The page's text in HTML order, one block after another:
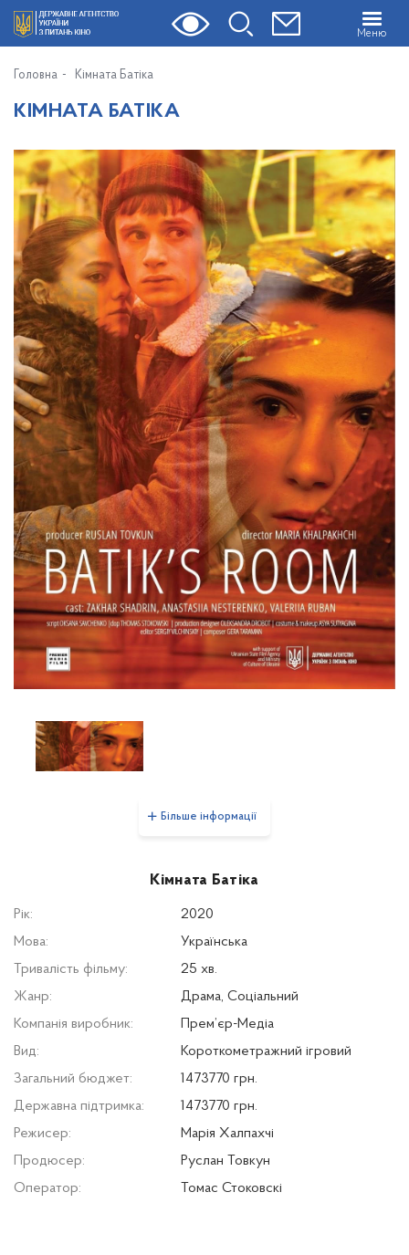
Меню
Головна Кімната Батіка
КІМНАТА БАТІКА
Більше інформації
Кімната Батіка
Рік:
2020
Мова:
Українська
Тривалість фільму:
25 хв.
Жанр:
Драма, Соціальний
Компанія виробник:
Прем’єр-Медіа
Вид:
Короткометражний ігровий
Загальний бюджет:
1473770 грн.
Державна підтримка:
1473770 грн.
Режисер:
Марія Халпахчі
Продюсер:
Руслан Товкун
Оператор:
Томас Стоковскі